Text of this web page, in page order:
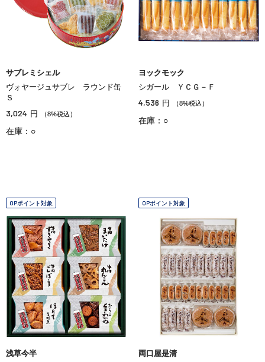
サブレミシェル
ヴォヤージュサブレ ラウンド缶
Ｓ
3,024 円 （8%税込）
在庫：○
ヨックモック
シガール ＹＣＧ－Ｆ
4,536 円 （8%税込）
在庫：○
OPポイント対象
浅草今半
OPポイント対象
両口屋是清